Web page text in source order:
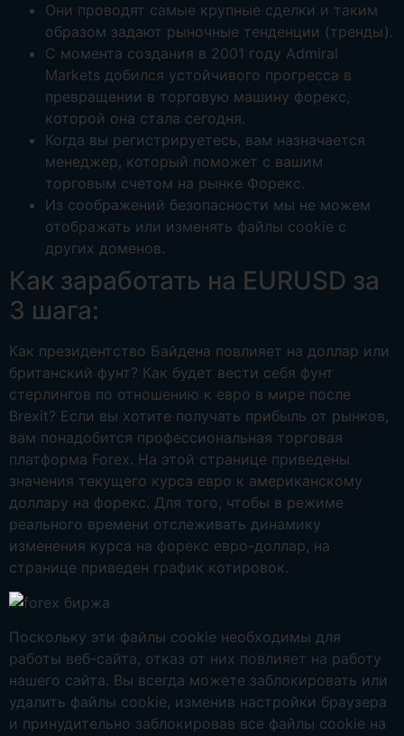
Они проводят самые крупные сделки и таким
образом задают рыночные тенденции (тренды).
С момента создания в 2001 году Admiral
Markets добился устойчивого прогресса в
превращении в торговую машину форекс,
которой она стала сегодня.
Когда вы регистрируетесь, вам назначается
менеджер, который поможет с вашим
торговым счетом на рынке Форекс.
Из соображений безопасности мы не можем
отображать или изменять файлы cookie с
других доменов.
Как заработать на EURUSD за
3 шага:
Как президентство Байдена повлияет на доллар или
британский фунт? Как будет вести себя фунт
стерлингов по отношению к евро в мире после
Brexit? Если вы хотите получать прибыль от рынков,
вам понадобится профессиональная торговая
платформа Forex. На этой странице приведены
значения текущего курса евро к американскому
доллару на форекс. Для того, чтобы в режиме
реального времени отслеживать динамику
изменения курса на форекс евро-доллар, на
странице приведен график котировок.
Поскольку эти файлы cookie необходимы для
работы веб-сайта, отказ от них повлияет на работу
нашего сайта. Вы всегда можете заблокировать или
удалить файлы cookie, изменив настройки браузера
и принудительно заблокировав все файлы cookie на